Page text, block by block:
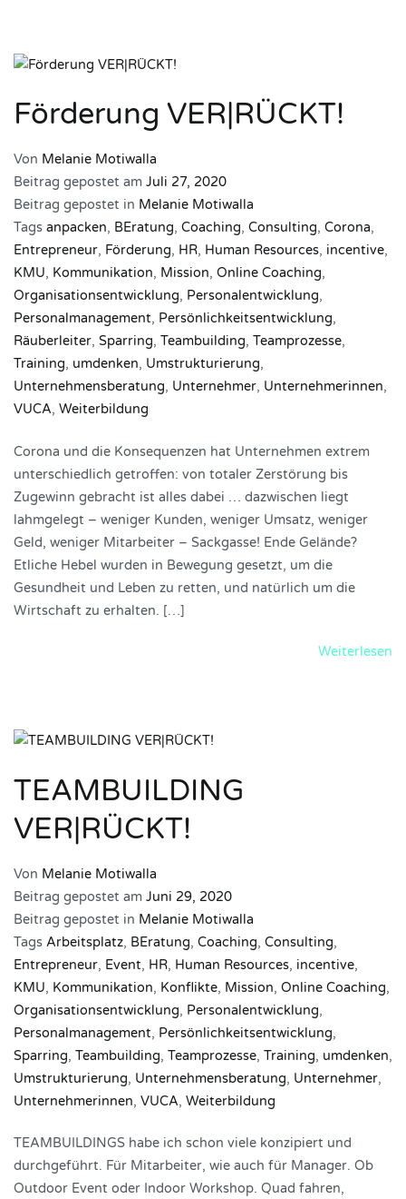
Förderung VER|RÜCKT!
Von Melanie Motiwalla
Beitrag gepostet am Juli 27, 2020
Beitrag gepostet in Melanie Motiwalla
Tags anpacken, BEratung, Coaching, Consulting, Corona,
Entrepreneur, Förderung, HR, Human Resources, incentive,
KMU, Kommunikation, Mission, Online Coaching,
Organisationsentwicklung, Personalentwicklung,
Personalmanagement, Persönlichkeitsentwicklung,
Räuberleiter, Sparring, Teambuilding, Teamprozesse,
Training, umdenken, Umstrukturierung,
Unternehmensberatung, Unternehmer, Unternehmerinnen,
VUCA, Weiterbildung
Corona und die Konsequenzen hat Unternehmen extrem
unterschiedlich getroffen: von totaler Zerstörung bis
Zugewinn gebracht ist alles dabei … dazwischen liegt
lahmgelegt – weniger Kunden, weniger Umsatz, weniger
Geld, weniger Mitarbeiter – Sackgasse! Ende Gelände?
Etliche Hebel wurden in Bewegung gesetzt, um die
Gesundheit und Leben zu retten, und natürlich um die
Wirtschaft zu erhalten. […]
Weiterlesen
TEAMBUILDING
VER|RÜCKT!
Von Melanie Motiwalla
Beitrag gepostet am Juni 29, 2020
Beitrag gepostet in Melanie Motiwalla
Tags Arbeitsplatz, BEratung, Coaching, Consulting,
Entrepreneur, Event, HR, Human Resources, incentive,
KMU, Kommunikation, Konflikte, Mission, Online Coaching,
Organisationsentwicklung, Personalentwicklung,
Personalmanagement, Persönlichkeitsentwicklung,
Sparring, Teambuilding, Teamprozesse, Training, umdenken,
Umstrukturierung, Unternehmensberatung, Unternehmer,
Unternehmerinnen, VUCA, Weiterbildung
TEAMBUILDINGS habe ich schon viele konzipiert und
durchgeführt. Für Mitarbeiter, wie auch für Manager. Ob
Outdoor Event oder Indoor Workshop. Quad fahren,